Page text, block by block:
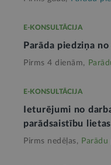
E-KONSULTĀCIJA
Parāda piedziņa
Pirms 4 dienām,
E-KONSULTĀCIJA
Ieturējumi no
parādsaistību lietas
Pirms nedēļas, Parādu